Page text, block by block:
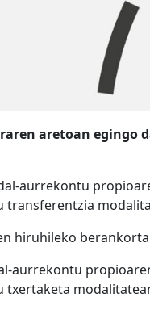
aretoan egingo
aurrekontu
transferentzia
hiruhileko
aurrekontu
txertaketa